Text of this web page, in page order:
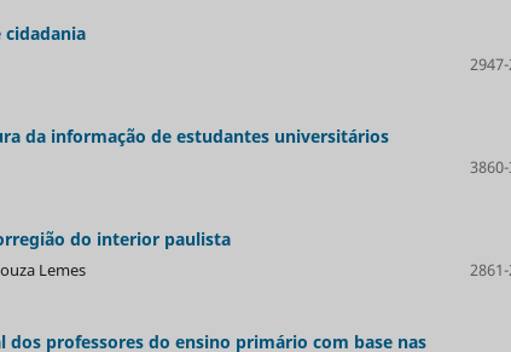
da informação de estudantes universitários
do interior paulista
Lemes
professores do ensino primário com base nas